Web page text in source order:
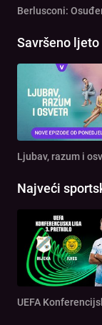
Savršeno ljeto
Ljubav, razum i
Najveći